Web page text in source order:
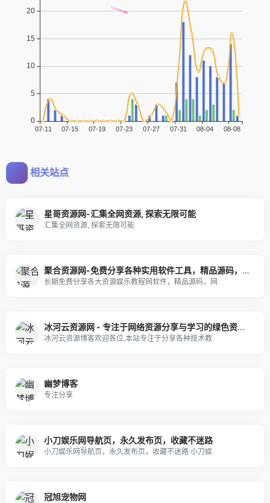
相关站点
星哥资源网-汇集全网资源, 探索无限可能
汇集全网资源, 探索无限可能
聚合资源网-免费分享各种实用软件工具，精品源码，网上赚钱技巧，热门项目，COSER网红图片视频等等
长期免费分享各大资源娱乐教程网软件，精品源码，网
冰河云资源网 - 专注于网络资源分享与学习的绿色资源网,努力打造全国最优质的免费网络资源分享平台。
冰河云资源博客欢迎各位,本站专注于分享各种技术教
幽梦博客
专注分享
小刀娱乐网导航页，永久发布页，收藏不迷路
小刀娱乐网导航页，永久发布页，收藏不迷路 小刀娱
冠旭宠物网